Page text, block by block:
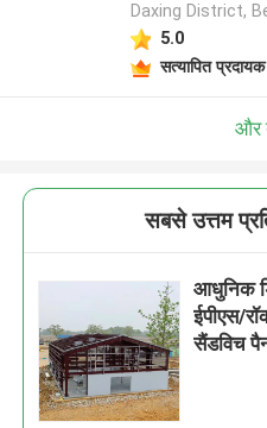
Daxing District,
5.0
सत्यापित प्रदायक
और
सबसे उत्तम
आधुनिक
ईपीएस/
सैंडविच